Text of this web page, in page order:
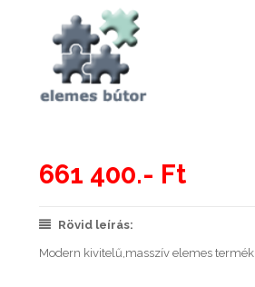
661 400.- Ft
Rövid leírás:
Modern kivitelű,masszív elemes termék